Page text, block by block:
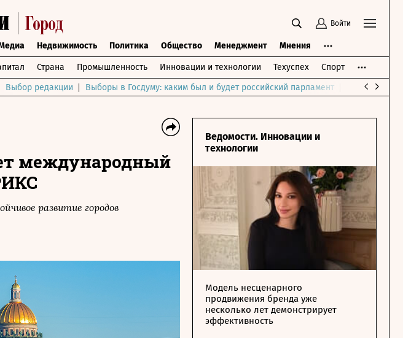
Войти
Недвижимость Политика Общество Менеджмент Мнения
Страна Промышленность Инновации и технологии Техуспех Спорт
Выбор редакции Выборы в Госдуму: каким был и будет российский парламент Война на
международный
развитие городов
Ведомости. Инновации и
технологии
Модель несценарного
продвижения бренда уже
несколько лет демонстрирует
эффективность